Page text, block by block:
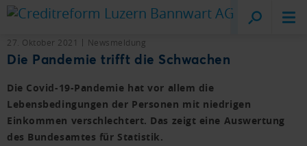
Creditreform
Luzern
27. Oktober 2021 Newsmeldung
Die Pandemie trifft die Schwachen
Die Covid-19-Pandemie hat vor allem die
Lebensbedingungen der Personen mit niedrigen
Einkommen verschlechtert. Das zeigt eine Auswertung
des Bundesamtes für Statistik.